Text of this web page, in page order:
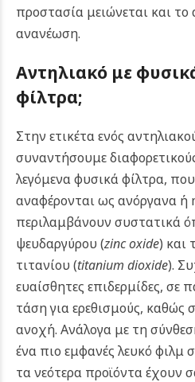
προστασία μειώνεται και το
ανανέωση.
Αντηλιακό με
φίλτρα;
Στην ετικέτα ενός
συναντήσουμε
λεγόμενα φυσικά φίλτρα,
αναφέρονται ως ανόργανα ή
περιλαμβάνουν συστατικά
ψευδαργύρου (zinc oxide) και
τιτανίου (titanium dioxide).
ευαίσθητες επιδερμίδες, σε
τάση για ερεθισμούς,
ανοχή. Ανάλογα με τη
ένα πιο εμφανές λευκό φιλμ
τα νεότερα προϊόντα έχουν